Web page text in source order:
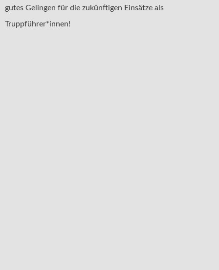
gutes Gelingen für die zukünftigen Einsätze als
Truppführer*innen!